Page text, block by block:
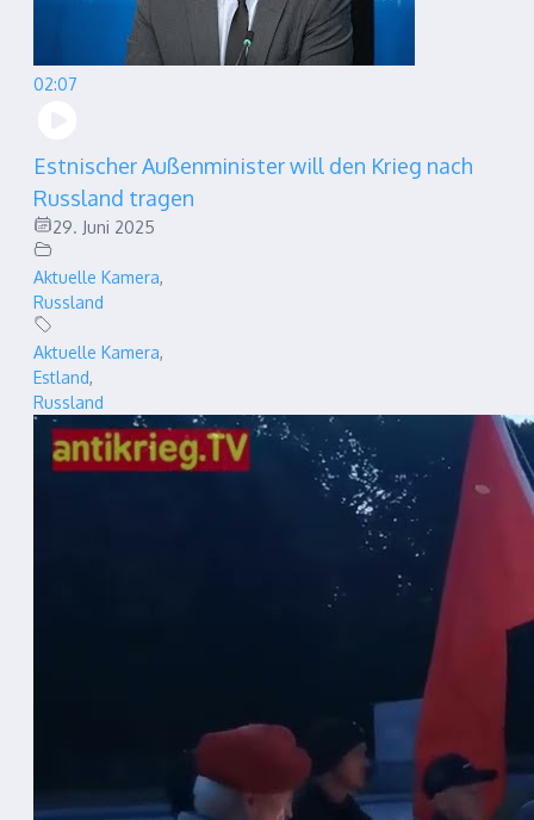
02:07
Estnischer Außenminister will den Krieg nach
Russland tragen
29. Juni 2025
Aktuelle Kamera,
Russland
Aktuelle Kamera,
Estland,
Russland